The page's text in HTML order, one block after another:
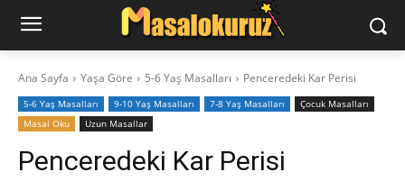
Ana Sayfa Yaşa Göre 5-6 Yaş Masalları Penceredeki Kar Perisi
5-6 Yaş Masalları 9-10 Yaş Masalları 7-8 Yaş Masalları
‍Çocuk Masalları
Masal Oku
Uzun Masallar
Penceredeki Kar Perisi